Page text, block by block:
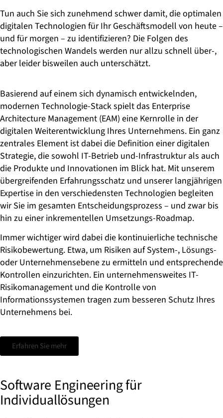
Tun auch Sie sich zunehmend schwer damit, die optimalen
digitalen Technologien für Ihr Geschäftsmodell von heute –
und für morgen – zu identifizieren? Die Folgen des
technologischen Wandels werden nur allzu schnell über-,
aber leider bisweilen auch unterschätzt.
Basierend auf einem sich dynamisch entwickelnden,
modernen Technologie-Stack spielt das Enterprise
Architecture Management (EAM) eine Kernrolle in der
digitalen Weiterentwicklung Ihres Unternehmens. Ein ganz
zentrales Element ist dabei die Definition einer digitalen
Strategie, die sowohl IT-Betrieb und-Infrastruktur als auch
die Produkte und Innovationen im Blick hat. Mit unserem
übergreifenden Erfahrungsschatz und unserer langjährigen
Expertise in den verschiedensten Technologien begleiten
wir Sie im gesamten Entscheidungsprozess – und zwar bis
hin zu einer inkrementellen Umsetzungs-Roadmap.
Immer wichtiger wird dabei die kontinuierliche technische
Risikobewertung. Etwa, um Risiken auf System-, Lösungs-
oder Unternehmensebene zu ermitteln und entsprechende
Kontrollen einzurichten. Ein unternehmensweites IT-
Risikomanagement und die Kontrolle von
Informationssystemen tragen zum besseren Schutz Ihres
Unternehmens bei.
Erfahren Sie mehr
Software Engineering für
Individuallösungen